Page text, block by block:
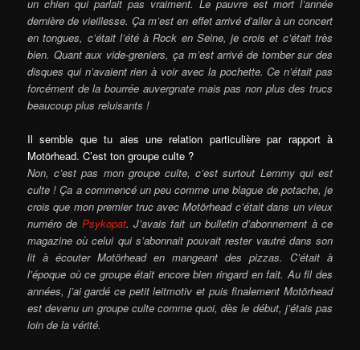
un chien qui parlait pas vraiment. Le pauvre est mort l’année
dernière de vieillesse. Ça m’est en effet arrivé d’aller à un concert
en tongues, c’était l’été à Rock en Seine, je crois et c’était très
bien. Quant aux vide-greniers, ça m’est arrivé de tomber sur des
disques qui n’avaient rien à voir avec la pochette. Ce n’était pas
forcément de la bourrée auvergnate mais pas non plus des trucs
beaucoup plus reluisants !
Il semble que tu aies une relation particulière par rapport à
Motörhead. C’est ton groupe culte ?
Non, c’est pas mon groupe culte, c’est surtout Lemmy qui est
culte ! Ça a commencé un peu comme une blague de potache, je
crois que mon premier truc avec Motörhead c’était dans un vieux
numéro de Psykopat. J’avais fait un bulletin d’abonnement à ce
magazine où celui qui s’abonnait pouvait rester vautré dans son
lit à écouter Motörhead en mangeant des pizzas. C’était à
l’époque où ce groupe était encore bien ringard en fait. Au fil des
années, j’ai gardé ce petit leitmotiv et puis finalement Motörhead
est devenu un groupe culte comme quoi, dès le début, j’étais pas
loin de la vérité.